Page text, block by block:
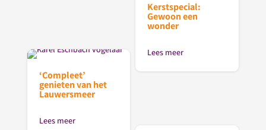
Kerstspecial:
Gewoon een
wonder
Lees meer
‘Compleet’
genieten van het
Lauwersmeer
Lees meer